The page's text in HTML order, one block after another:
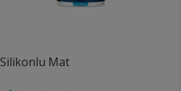
Silikonlu Mat